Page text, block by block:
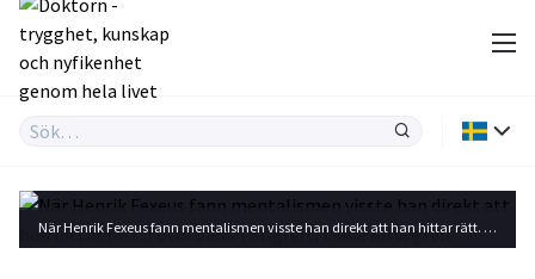
När Henrik Fexeus fann mentalismen visste han direkt att han hittar rätt. Foto: Daniel Stigfelt, Linda Alfvegren